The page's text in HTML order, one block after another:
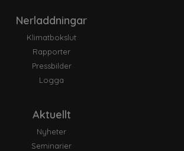
Nerladdningar
Klimatbokslut
Rapporter
Pressbilder
Logga
Aktuellt
Nyheter
Seminarier